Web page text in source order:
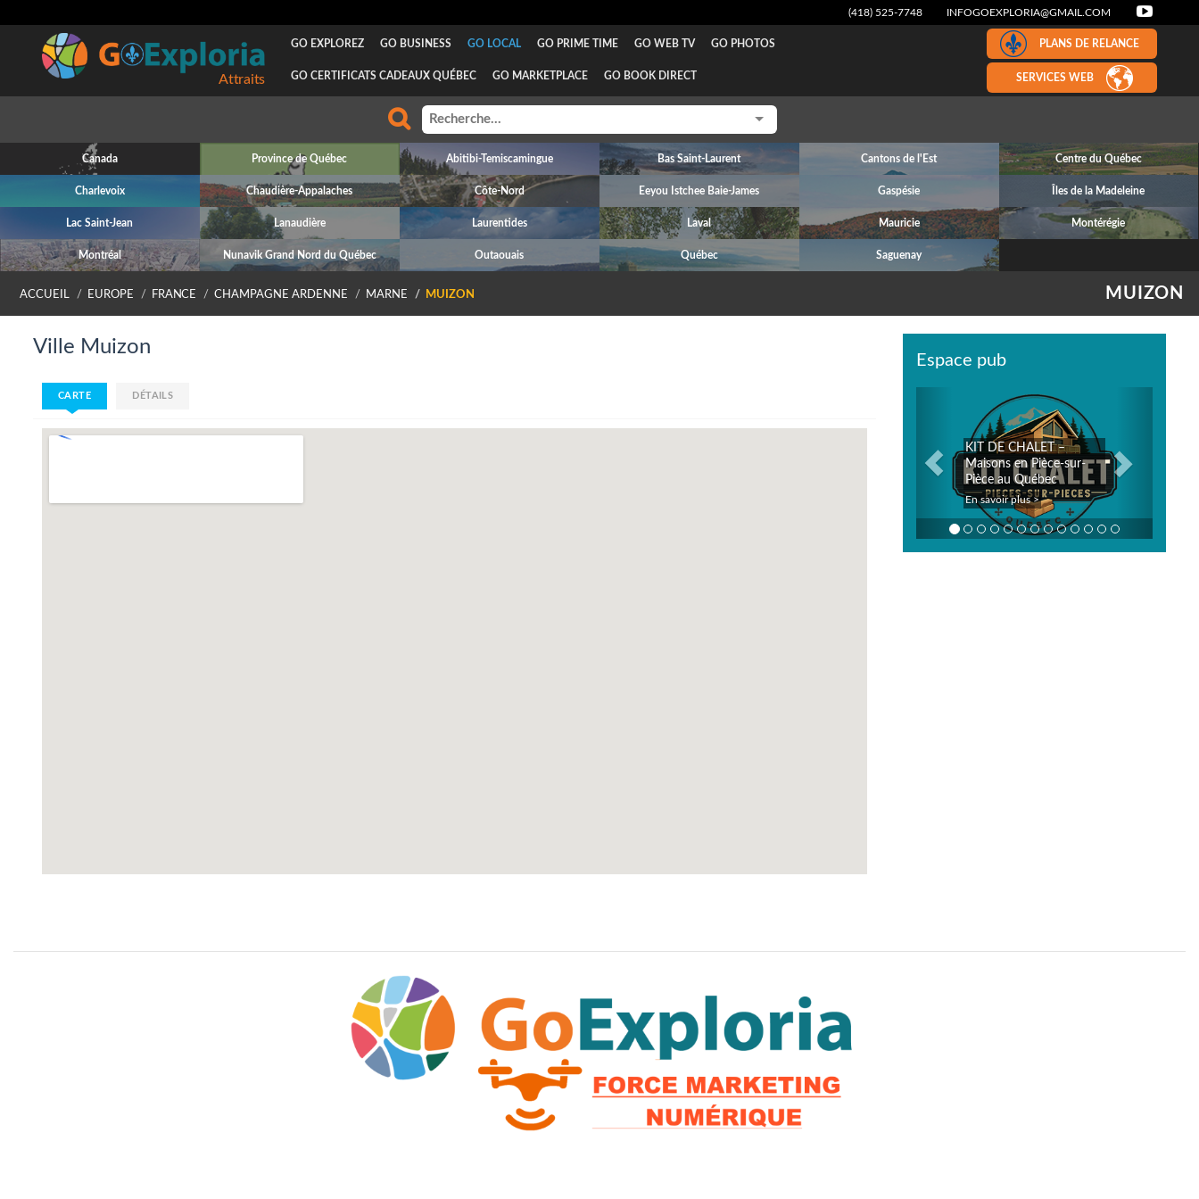
(418) 525-7748 INFOGOEXPLORIA@GMAIL.COM
Attraits
GO EXPLOREZ GO BUSINESS GO LOCAL GO PRIME TIME GO WEB TV GO PHOTOS
GO CERTIFICATS CADEAUX QUÉBEC GO MARKETPLACE GO BOOK DIRECT
PLANS DE RELANCE
SERVICES WEB
Canada Province de Québec Abitibi-Temiscamingue Bas Saint-Laurent Cantons de l'Est Centre du Québec
Charlevoix Chaudière-Appalaches Côte-Nord Eeyou Istchee Baie-James Gaspésie Îles de la Madeleine
Lac Saint-Jean Lanaudière Laurentides Laval Mauricie Montérégie
Montréal Nunavik Grand Nord du Québec Outaouais Québec Saguenay
MUIZON
ACCUEIL EUROPE FRANCE CHAMPAGNE ARDENNE MARNE MUIZON
Ville Muizon
CARTE DÉTAILS
Espace pub
KIT DE CHALET –
Maisons en Pièce-sur-
Pièce au Québec
En savoir plus >